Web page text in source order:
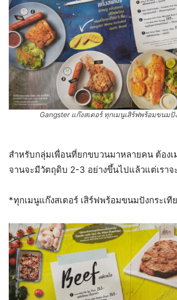
Gangster แก๊งสเตอร์ ทุกเมนูเสิร์ฟพร้อมขนมปั
สำหรับกลุ่มเพื่อนที่ยกขบวนมาหลายคน ต้อง
จานจะมีวัตถุดิบ 2-3 อย่างขึ้นไปแล้วแต่เราจ
*ทุกเมนูแก๊งสเตอร์ เสิร์ฟพร้อมขนมปังกระเ